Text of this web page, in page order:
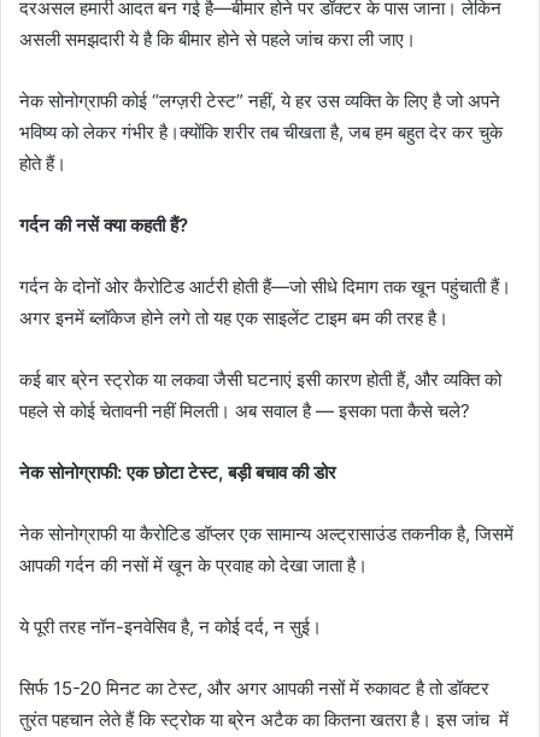
दरअसल हमारी आदत बन गई है—बीमार होने पर डॉक्टर के पास जाना। लेकिन
असली समझदारी ये है कि बीमार होने से पहले जांच करा ली जाए।
नेक सोनोग्राफी कोई “लग्ज़री टेस्ट” नहीं, ये हर उस व्यक्ति के लिए है जो अपने
भविष्य को लेकर गंभीर है।क्योंकि शरीर तब चीखता है, जब हम बहुत देर कर चुके
होते हैं।
गर्दन की नसें क्या कहती हैं?
गर्दन के दोनों ओर कैरोटिड आर्टरी होती हैं—जो सीधे दिमाग तक खून पहुंचाती हैं।
अगर इनमें ब्लॉकेज होने लगे तो यह एक साइलेंट टाइम बम की तरह है।
कई बार ब्रेन स्ट्रोक या लकवा जैसी घटनाएं इसी कारण होती हैं, और व्यक्ति को
पहले से कोई चेतावनी नहीं मिलती। अब सवाल है — इसका पता कैसे चले?
नेक सोनोग्राफी: एक छोटा टेस्ट, बड़ी बचाव की डोर
नेक सोनोग्राफी या कैरोटिड डॉप्लर एक सामान्य अल्ट्रासाउंड तकनीक है, जिसमें
आपकी गर्दन की नसों में खून के प्रवाह को देखा जाता है।
ये पूरी तरह नॉन-इनवेसिव है, न कोई दर्द, न सुई।
सिर्फ 15-20 मिनट का टेस्ट, और अगर आपकी नसों में रुकावट है तो डॉक्टर
तुरंत पहचान लेते हैं कि स्ट्रोक या ब्रेन अटैक का कितना खतरा है। इस जांच में